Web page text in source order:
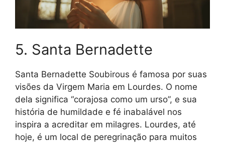
5. Santa Bernadette
Santa Bernadette Soubirous é famosa por suas
visões da Virgem Maria em Lourdes. O nome
dela significa “corajosa como um urso”, e sua
história de humildade e fé inabalável nos
inspira a acreditar em milagres. Lourdes, até
hoje, é um local de peregrinação para muitos